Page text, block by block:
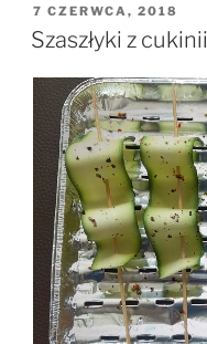
OPUBLIKOWANE
W
7 CZERWCA, 2018
Szaszłyki z cukinii